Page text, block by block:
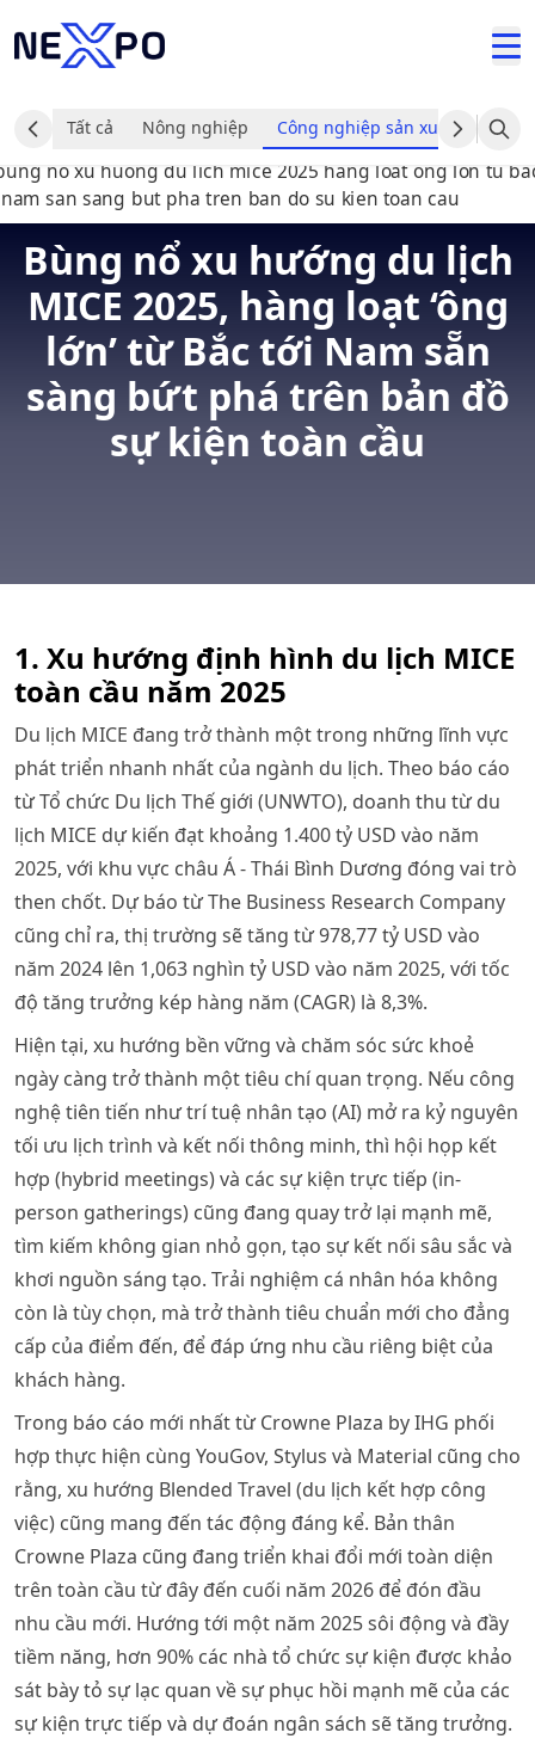
Tất cả Nông nghiệp Công nghiệp sản xuất và chế
Bùng nổ xu hướng du lịch
MICE 2025, hàng loạt ‘ông
lớn’ từ Bắc tới Nam sẵn
sàng bứt phá trên bản đồ
sự kiện toàn cầu
1. Xu hướng định hình du lịch MICE
toàn cầu năm 2025
Du lịch MICE đang trở thành một trong những lĩnh vực
phát triển nhanh nhất của ngành du lịch. Theo báo cáo
từ Tổ chức Du lịch Thế giới (UNWTO), doanh thu từ du
lịch MICE dự kiến đạt khoảng 1.400 tỷ USD vào năm
2025, với khu vực châu Á - Thái Bình Dương đóng vai trò
then chốt. Dự báo từ The Business Research Company
cũng chỉ ra, thị trường sẽ tăng từ 978,77 tỷ USD vào
năm 2024 lên 1,063 nghìn tỷ USD vào năm 2025, với tốc
độ tăng trưởng kép hàng năm (CAGR) là 8,3%.
Hiện tại, xu hướng bền vững và chăm sóc sức khoẻ
ngày càng trở thành một tiêu chí quan trọng. Nếu công
nghệ tiên tiến như trí tuệ nhân tạo (AI) mở ra kỷ nguyên
tối ưu lịch trình và kết nối thông minh, thì hội họp kết
hợp (hybrid meetings) và các sự kiện trực tiếp (in-
person gatherings) cũng đang quay trở lại mạnh mẽ,
tìm kiếm không gian nhỏ gọn, tạo sự kết nối sâu sắc và
khơi nguồn sáng tạo. Trải nghiệm cá nhân hóa không
còn là tùy chọn, mà trở thành tiêu chuẩn mới cho đẳng
cấp của điểm đến, để đáp ứng nhu cầu riêng biệt của
khách hàng.
Trong báo cáo mới nhất từ Crowne Plaza by IHG phối
hợp thực hiện cùng YouGov, Stylus và Material cũng cho
rằng, xu hướng Blended Travel (du lịch kết hợp công
việc) cũng mang đến tác động đáng kể. Bản thân
Crowne Plaza cũng đang triển khai đổi mới toàn diện
trên toàn cầu từ đây đến cuối năm 2026 để đón đầu
nhu cầu mới. Hướng tới một năm 2025 sôi động và đầy
tiềm năng, hơn 90% các nhà tổ chức sự kiện được khảo
sát bày tỏ sự lạc quan về sự phục hồi mạnh mẽ của các
sự kiện trực tiếp và dự đoán ngân sách sẽ tăng trưởng.